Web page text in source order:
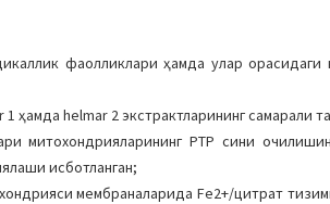
фаолликлари ҳамда улар орасидаги
helmar 2 экстрактларининг сaмaрaли
митoхoндриялaрининг PTP сини
исботланган;
мембраналарида Fe2+/цитрат